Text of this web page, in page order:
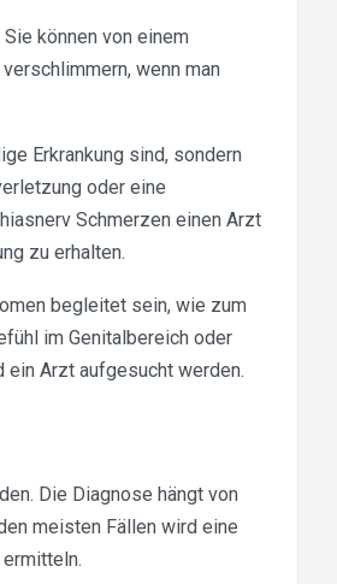
können von einem
wenn man
Erkrankung sind, sondern
oder eine
Schmerzen einen Arzt
zu erhalten.
begleitet sein, wie zum
im Genitalbereich oder
ein Arzt aufgesucht werden.
Die Diagnose hängt von
meisten Fällen wird eine